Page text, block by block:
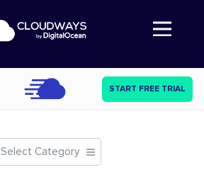
Abre a navegação
START FREE TRIAL
Select Category